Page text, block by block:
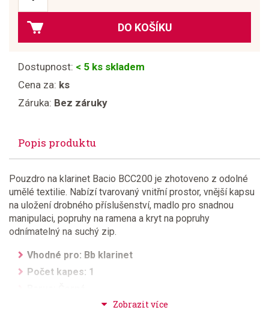
DO KOŠÍKU
Dostupnost: < 5 ks skladem
Cena za: ks
Záruka: Bez záruky
Popis produktu
Pouzdro na klarinet Bacio BCC200 je zhotoveno z odolné
umělé textilie. Nabízí tvarovaný vnitřní prostor, vnější kapsu
na uložení drobného příslušenství, madlo pro snadnou
manipulaci, popruhy na ramena a kryt na popruhy
odnímatelný na suchý zip.
Vhodné pro: Bb klarinet
Počet kapes: 1